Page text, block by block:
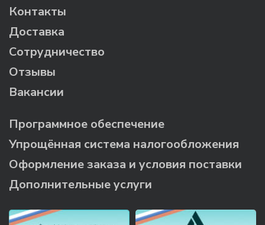
Контакты
Доставка
Сотрудничество
Отзывы
Вакансии
Программное обеспечение
Упрощённая система налогообложения
Оформление заказа и условия поставки
Дополнительные услуги